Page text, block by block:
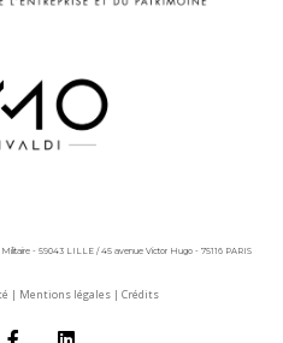
- 59043 LILLE / 45 avenue Victor Hugo - 75116 PARIS
| Mentions légales | Crédits